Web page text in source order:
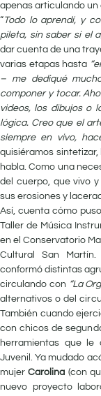
apenas articulando un
“Todo lo aprendí, y
pileta, sin saber si el
dar cuenta de una
varias etapas hasta
– me dediqué
componer y tocar.
videos, los dibujos o
lógica. Creo que el
siempre en vivo,
quisiéramos
habla. Como una
del cuerpo, que vivo
sus erosiones y
Así, cuenta cómo
Taller de Música
en el Conservatorio
Cultural San
conformó distintas
circulando con “La
alternativos o del
También cuando
con chicos de
herramientas que le
Juvenil. Ya mudado
mujerCarolina (con
nuevo proyecto